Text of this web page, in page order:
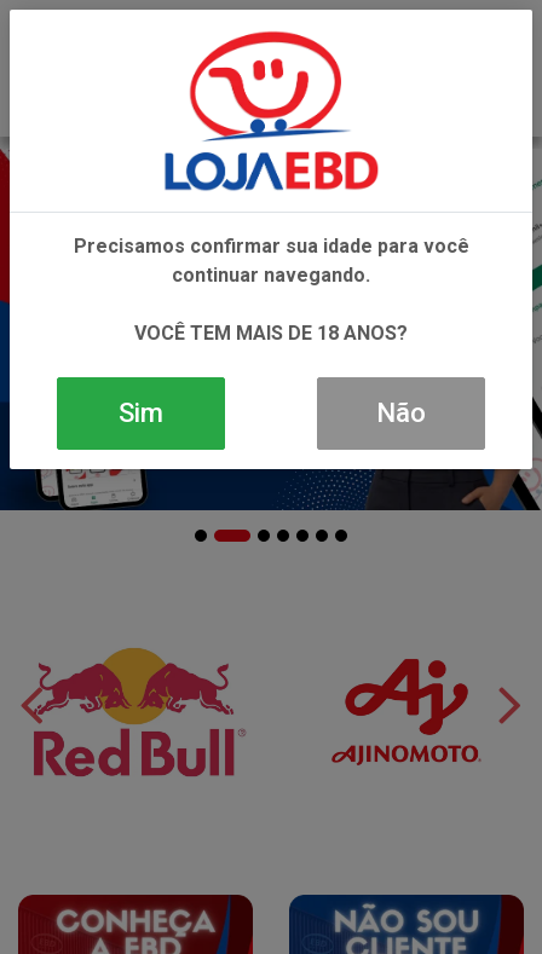
Precisamos confirmar sua idade para você
continuar navegando.
VOCÊ TEM MAIS DE 18 ANOS?
Sim Não